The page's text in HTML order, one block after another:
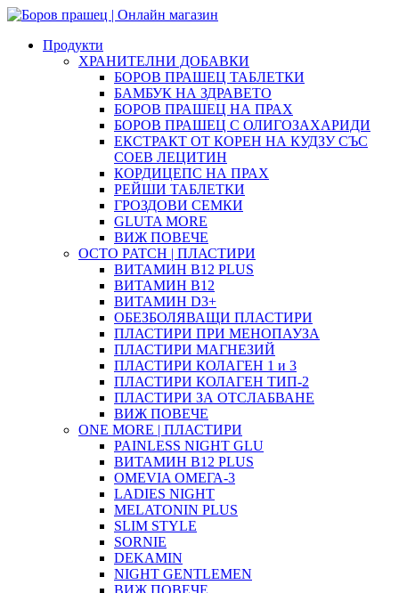
Продукти
ХРАНИТЕЛНИ ДОБАВКИ
БОРОВ ПРАШЕЦ ТАБЛЕТКИ
БАМБУК НА ЗДРАВЕТО
БОРОВ ПРАШЕЦ НА ПРАХ
БОРОВ ПРАШЕЦ С ОЛИГОЗАХАРИДИ
ЕКСТРАКТ ОТ КОРЕН НА КУДЗУ СЪС
СОЕВ ЛЕЦИТИН
КОРДИЦЕПС НА ПРАХ
РЕЙШИ ТАБЛЕТКИ
ГРОЗДОВИ СЕМКИ
GLUTA MORE
ВИЖ ПОВЕЧЕ
OCTO PATCH | ПЛАСТИРИ
ВИТАМИН B12 PLUS
ВИТАМИН B12
ВИТАМИН D3+
ОБЕЗБОЛЯВАЩИ ПЛАСТИРИ
ПЛАСТИРИ ПРИ МЕНОПАУЗА
ПЛАСТИРИ МАГНЕЗИЙ
ПЛАСТИРИ КОЛАГЕН 1 и 3
ПЛАСТИРИ КОЛАГЕН ТИП-2
ПЛАСТИРИ ЗА ОТСЛАБВАНЕ
ВИЖ ПОВЕЧЕ
ONE MORE | ПЛАСТИРИ
PAINLESS NIGHT GLU
ВИТАМИН B12 PLUS
ОMEVIA ОМЕГА-3
LADIES NIGHT
MELATONIN PLUS
SLIM STYLE
SORNIE
DEKAMIN
NIGHT GENTLEMEN
ВИЖ ПОВЕЧЕ